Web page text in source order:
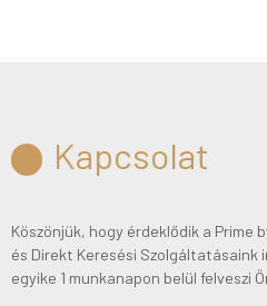
Kapcsolat
Köszönjük, hogy érdeklődik a Prime
és Direkt Keresési
egyike 1 munkanapon belül felveszi